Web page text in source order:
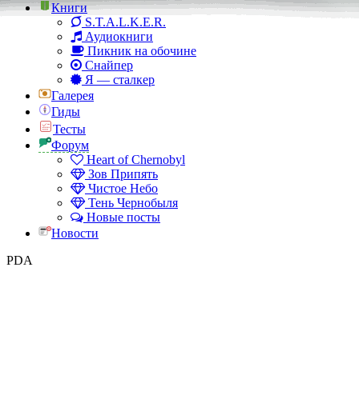
Книги
S.T.A.L.K.E.R.
Аудиокниги
Пикник на обочине
Снайпер
Я — сталкер
Галерея
Гиды
Тесты
Форум
Heart of Chernobyl
Зов Припять
Чистое Небо
Тень Чернобыля
Новые посты
Новости
PDA